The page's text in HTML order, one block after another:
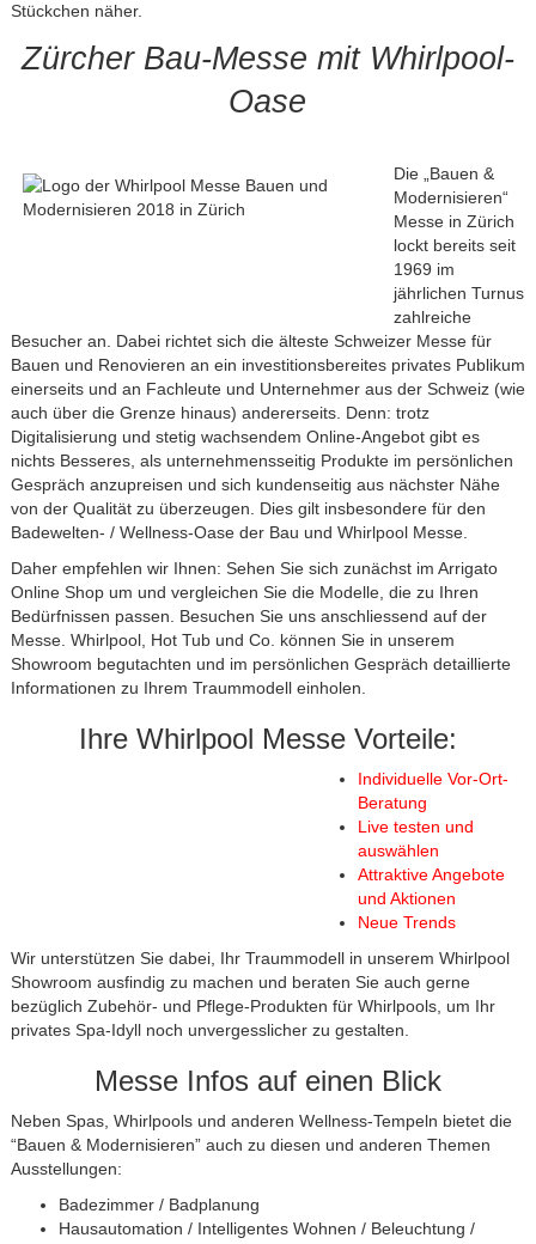
Stückchen näher.
Zürcher Bau-Messe mit Whirlpool-
Oase
Die „Bauen &
Modernisieren“
Messe in Zürich
lockt bereits seit
1969 im
jährlichen Turnus
zahlreiche
Besucher an. Dabei richtet sich die älteste Schweizer Messe für
Bauen und Renovieren an ein investitionsbereites privates Publikum
einerseits und an Fachleute und Unternehmer aus der Schweiz (wie
auch über die Grenze hinaus) andererseits. Denn: trotz
Digitalisierung und stetig wachsendem Online-Angebot gibt es
nichts Besseres, als unternehmensseitig Produkte im persönlichen
Gespräch anzupreisen und sich kundenseitig aus nächster Nähe
von der Qualität zu überzeugen. Dies gilt insbesondere für den
Badewelten- / Wellness-Oase der Bau und Whirlpool Messe.
Daher empfehlen wir Ihnen: Sehen Sie sich zunächst im Arrigato
Online Shop um und vergleichen Sie die Modelle, die zu Ihren
Bedürfnissen passen. Besuchen Sie uns anschliessend auf der
Messe. Whirlpool, Hot Tub und Co. können Sie in unserem
Showroom begutachten und im persönlichen Gespräch detaillierte
Informationen zu Ihrem Traummodell einholen.
Ihre Whirlpool Messe Vorteile:
Individuelle Vor-Ort-
Beratung
Live testen und
auswählen
Attraktive Angebote
und Aktionen
Neue Trends
Wir unterstützen Sie dabei, Ihr Traummodell in unserem Whirlpool
Showroom ausfindig zu machen und beraten Sie auch gerne
bezüglich Zubehör- und Pflege-Produkten für Whirlpools, um Ihr
privates Spa-Idyll noch unvergesslicher zu gestalten.
Messe Infos auf einen Blick
Neben Spas, Whirlpools und anderen Wellness-Tempeln bietet die
“Bauen & Modernisieren” auch zu diesen und anderen Themen
Ausstellungen:
Badezimmer / Badplanung
Hausautomation / Intelligentes Wohnen / Beleuchtung /